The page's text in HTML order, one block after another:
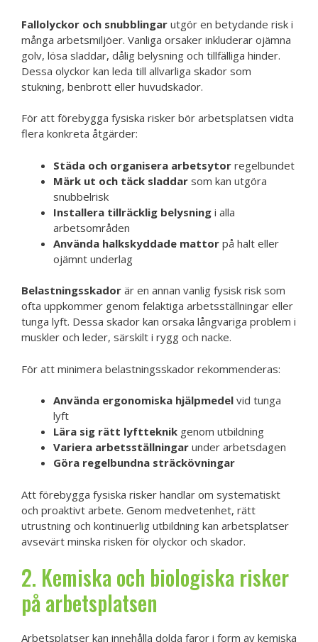
Fallolyckor och snubblingar utgör en betydande risk i
många arbetsmiljöer. Vanliga orsaker inkluderar ojämna
golv, lösa sladdar, dålig belysning och tillfälliga hinder.
Dessa olyckor kan leda till allvarliga skador som
stukning, benbrott eller huvudskador.
För att förebygga fysiska risker bör arbetsplatsen vidta
flera konkreta åtgärder:
Städa och organisera arbetsytor regelbundet
Märk ut och täck sladdar som kan utgöra
snubbelrisk
Installera tillräcklig belysning i alla
arbetsområden
Använda halkskyddade mattor på halt eller
ojämnt underlag
Belastningsskador är en annan vanlig fysisk risk som
ofta uppkommer genom felaktiga arbetsställningar eller
tunga lyft. Dessa skador kan orsaka långvariga problem i
muskler och leder, särskilt i rygg och nacke.
För att minimera belastningsskador rekommenderas:
Använda ergonomiska hjälpmedel vid tunga
lyft
Lära sig rätt lyftteknik genom utbildning
Variera arbetsställningar under arbetsdagen
Göra regelbundna sträckövningar
Att förebygga fysiska risker handlar om systematiskt
och proaktivt arbete. Genom medvetenhet, rätt
utrustning och kontinuerlig utbildning kan arbetsplatser
avsevärt minska risken för olyckor och skador.
2. Kemiska och biologiska risker
på arbetsplatsen
Arbetsplatser kan innehålla dolda faror i form av kemiska